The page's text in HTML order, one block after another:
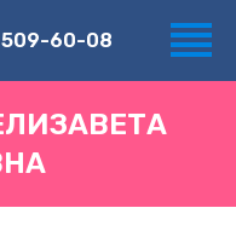
509-60-08